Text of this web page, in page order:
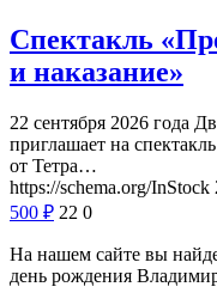
Спектакль
и наказание»
22 сентября 2026 года
приглашает на
от Тетра…
https://schema.org/InStock
500 ₽ 22 0
На нашем сайте вы
день рождения